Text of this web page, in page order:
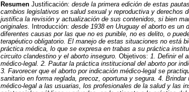
Resumen Justificación: desde la primera edición de estas
cambios legislativos en salud sexual y reproductiva y derechos
justifica la revisión y actualización de sus contenidos, si bien
originales.
Introducción: desde 1938 en Uruguay el aborto es un
diferentes causas por las que no es punible, no es delito, o
terapéutico obligatorio. El manejo de estas situaciones no está
práctica médica, lo que se expresa en trabas a su práctica
circuito clandestino y el aborto inseguro. Objetivos: 1. Definir el
médico-legal. 2. Pautar la práctica institucional del aborto por
3. Favorecer que el aborto por indicación médico-legal se
sanitario en forma reglada, precoz, oportuna y segura. 4. Brindar
médico-legal a las usuarias, los profesionales de la salud y las